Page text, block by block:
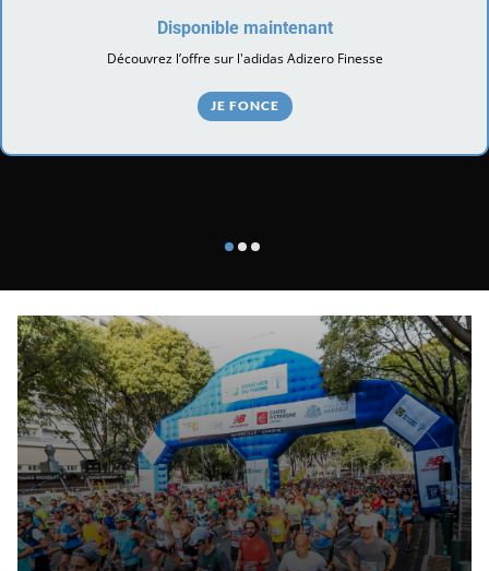
Disponible maintenant
Découvrez l’offre sur l'adidas Adizero Finesse
JE FONCE